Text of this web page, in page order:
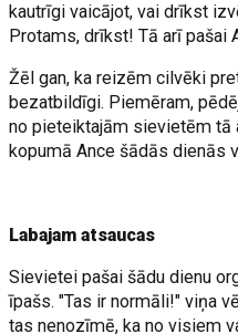
kautrīgi vaicājot, vai drīkst
Protams, drīkst! Tā arī pašai
Žēl gan, ka reizēm cilvēki
bezatbildīgi. Piemēram,
no pieteiktajām sievietēm tā
kopumā Ance šādās dienās
Labajam atsaucas
Sievietei pašai šādu dienu
īpašs. "Tas ir normāli!" viņa
tas nenozīmē, ka no visiem